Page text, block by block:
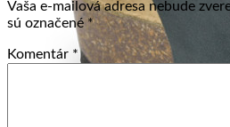
Vaša e-mailová adresa nebude
sú označené*
Komentár *